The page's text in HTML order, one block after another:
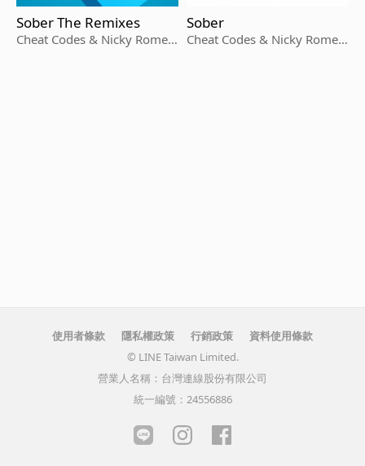
Sober The Remixes
Cheat Codes & Nicky Romer
Sober
Cheat Codes & Nicky Romer
使用者條款 隱私權政策 行銷政策
資料使用條款
© LINE Taiwan Limited.
營業人名稱：台灣連線股份有限公司
統一編號：24556886